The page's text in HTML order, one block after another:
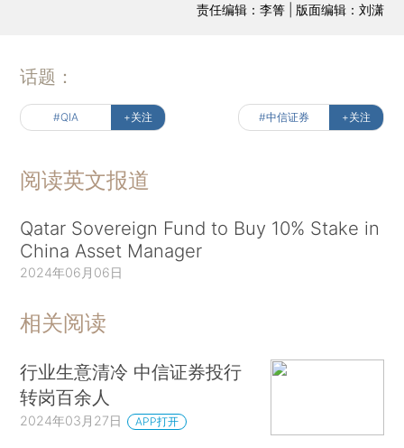
责任编辑：李箐 | 版面编辑：刘潇
话题：
#QIA +关注 #中信证券 +关注
阅读英文报道
Qatar Sovereign Fund to Buy 10% Stake in
China Asset Manager
2024年06月06日
相关阅读
行业生意清冷 中信证券投行
转岗百余人
2024年03月27日 APP打开